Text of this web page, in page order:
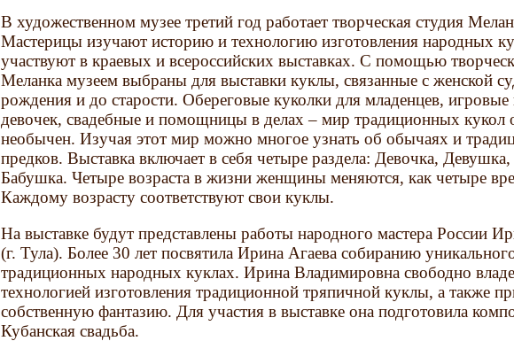
В художественном музее третий год работает творческая студия
Мастерицы изучают историю и технологию изготовления народных
участвуют в краевых и всероссийских выставках. С помощью
Меланка музеем выбраны для выставки куклы, связанные с женской
рождения и до старости. Обереговые куколки для младенцев,
девочек, свадебные и помощницы в делах – мир традиционных кукол
необычен. Изучая этот мир можно многое узнать об обычаях и
предков. Выставка включает в себя четыре раздела: Девочка,
Бабушка. Четыре возраста в жизни женщины меняются, как четыре
Каждому возрасту соответствуют свои куклы.
На выставке будут представлены работы народного мастера России
(г. Тула). Более 30 лет посвятила Ирина Агаева собиранию
традиционных народных куклах. Ирина Владимировна свободно
технологией изготовления традиционной тряпичной куклы, а также
собственную фантазию. Для участия в выставке она подготовила
Кубанская свадьба.